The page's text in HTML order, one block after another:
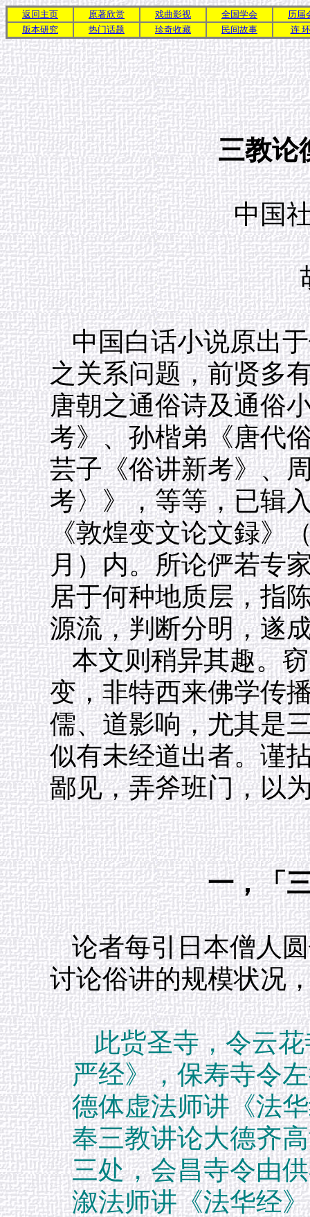
返回主页 原著欣赏 戏曲影视 全国学会
历届
版本研究
热门话题 珍奇收藏 民间故事 连
三教论
中国
中国白话小说原出
之关系问题，前贤多
唐朝之通俗诗及通俗
考》、孙楷弟《唐代
芸子《俗讲新考》、
考〉》，等等，已辑
《敦煌变文论文録》
月）内。所论俨若专
居于何种地质层，指
源流，判断分明，遂
本文则稍异其趣。
变，非特西来佛学传
儒、道影响，尤其是
似有未经道出者。谨
鄙见，弄斧班门，以
一，「
论者每引日本僧人
讨论俗讲的规模状况
此赀圣寺，令云
严经》，保寿寺令
德体虚法师讲《法
奉三教讲论大德齐
三处，会昌寺令由
溆法师讲《法华经